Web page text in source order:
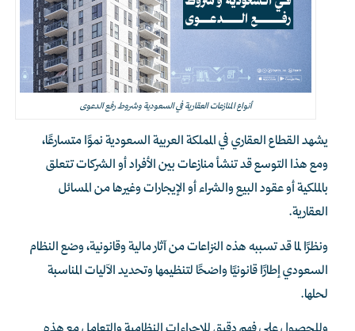
أنواع المنازعات العقارية في السعودية وشروط رفع الدعوى
يشهد القطاع العقاري في المملكة العربية السعودية نموًا متسارعًا،
ومع هذا التوسع قد تنشأ منازعات بين الأفراد أو الشركات تتعلق
بالملكية أو عقود البيع والشراء أو الإيجارات وغيرها من المسائل
العقارية.
ونظرًا لما قد تسببه هذه النزاعات من آثار مالية وقانونية، وضع النظام
السعودي إطارًا قانونيًا واضحًا لتنظيمها وتحديد الآليات المناسبة
لحلها.